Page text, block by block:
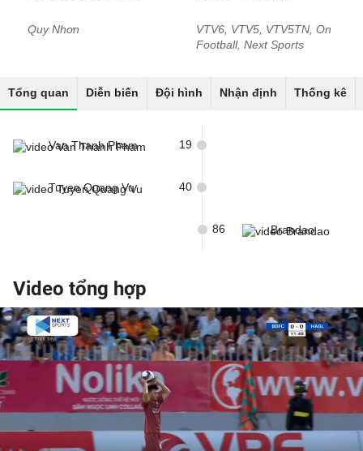
Quy Nhơn
VTV6, VTV5, VTV5TN, On
Football, Next Sports
Tổng quan Diễn biến Đội hình Nhận định Thống kê
Van Thanh Pham 19
Tuyen Quang Vu 40
Brandao
86
Video tổng hợp